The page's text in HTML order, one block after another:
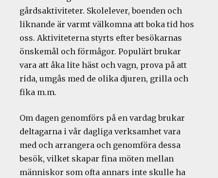
gårdsaktiviteter. Skolelever, boenden och
liknande är varmt välkomna att boka tid hos
oss. Aktiviteterna styrts efter besökarnas
önskemål och förmågor. Populärt brukar
vara att åka lite häst och vagn, prova på att
rida, umgås med de olika djuren, grilla och
fika m.m.
Om dagen genomförs på en vardag brukar
deltagarna i vår dagliga verksamhet vara
med och arrangera och genomföra dessa
besök, vilket skapar fina möten mellan
människor som ofta annars inte skulle ha